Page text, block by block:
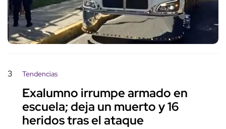
3 Tendencias
Exalumno irrumpe armado en
escuela; deja un muerto y 16
heridos tras el ataque